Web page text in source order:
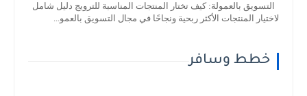
التسويق بالعمولة: كيف تختار المنتجات المناسبة للترويج دليل شامل
لاختيار المنتجات الأكثر ربحية ونجاحًا في مجال التسويق بالعمو...
خطط وسافر